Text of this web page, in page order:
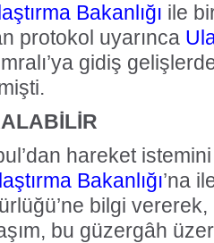
Bakanlığı ile
protokol uyarınca
gidiş
hareket
Bakanlığı’na
bilgi vererek,
bu güzergâh